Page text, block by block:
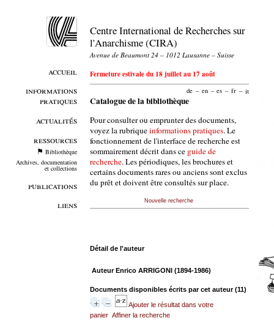
accueil
informations
pratiques
actualités
ressources
Bibliothèque
Archives, documentation
et collections
publications
liens
Centre International de Recherches sur
l'Anarchisme (CIRA)
Avenue de Beaumont 24 – 1012 Lausanne – Suisse
Fermeture estivale du 18 juillet au 17 août
de – en – es – fr – it
Catalogue de la bibliothèque
Pour consulter ou emprunter des documents,
voyez la rubriqueinformations pratiques. Le
fonctionnement de l'interface de recherche est
sommairement décrit dans ce guide de
recherche. Les périodiques, les brochures et
certains documents rares ou anciens sont exclus
du prêt et doivent être consultés sur place.
Nouvelle recherche
Détail de l'auteur
Auteur Enrico ARRIGONI (1894-1986)
Documents disponibles écrits par cet auteur (11)
Ajouter le résultat dans votre
panier Affiner la recherche